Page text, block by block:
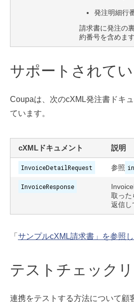
発注明細行
請求書に発注の
約番号を含めます
サポートされて
Coupaは、次のcXML発注書ドキ
ています。
cXMLドキュメント 説明
InvoiceDetailRequest 参照
InvoiceResponse
取った
返信し
「 サンプルcXML請求書」を参照
テストチェック
連携をテストする方法について顧